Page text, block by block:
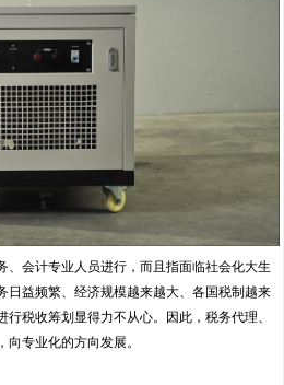
、会计专业人员进行，而且指面临社会化大生
日益频繁、经济规模越来越大、各国税制越来
税收筹划显得力不从心。因此，税务代理、
专业化的方向发展。